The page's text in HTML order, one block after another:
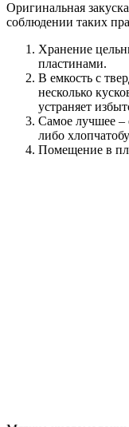
Оригинальная
соблюдении таких
Хранение
пластинами.
В емкость с
несколько
устраняет
Самое лучшее –
либо
Помещение в